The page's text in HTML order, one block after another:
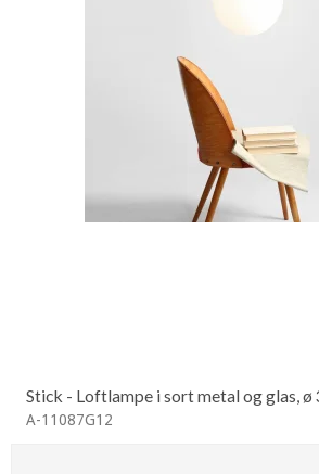
Stick - Loftlampe i sort metal og glas, ø
A-11087G12